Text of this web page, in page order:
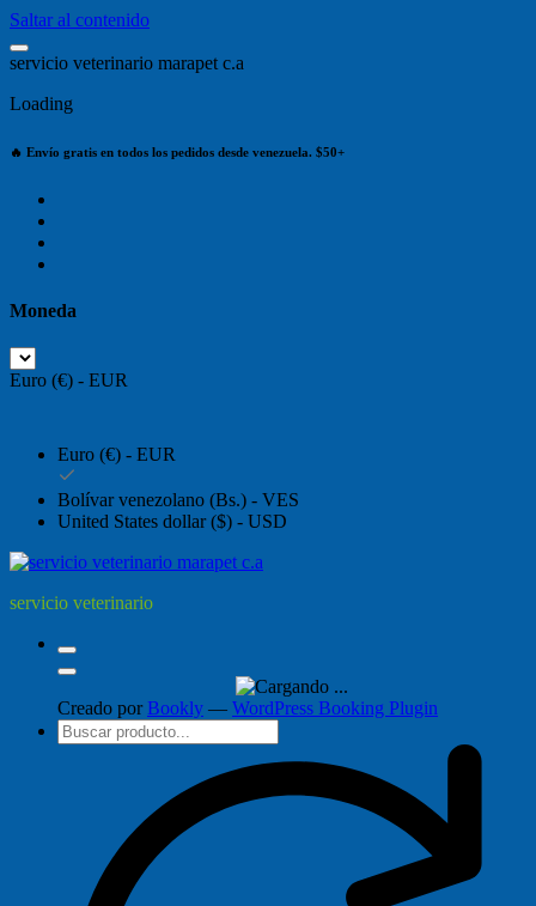
Saltar al contenido
servicio veterinario marapet c.a
Loading
🔥 Envío gratis en todos los pedidos desde venezuela. $50+
Moneda
Euro (€) - EUR
Euro (€) - EUR
Bolívar venezolano (Bs.) - VES
United States dollar ($) - USD
servicio veterinario
Creado por Bookly — WordPress Booking Plugin